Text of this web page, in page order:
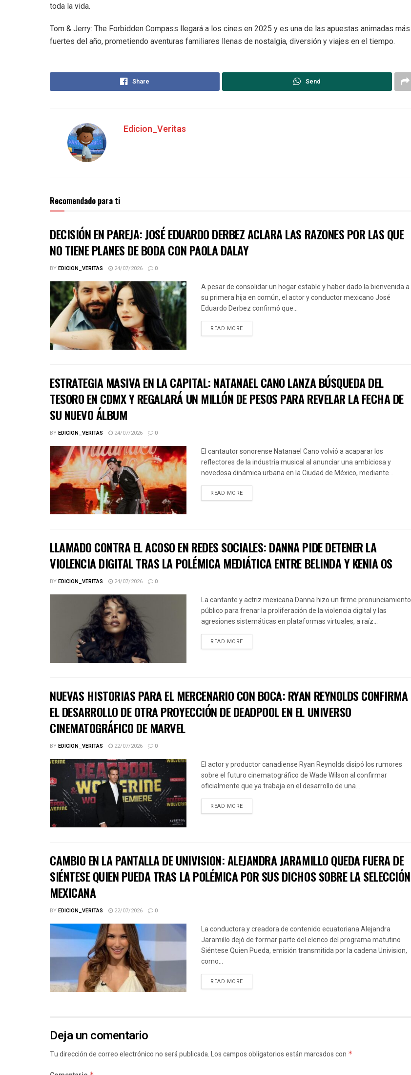
toda la vida.
Tom & Jerry: The Forbidden Compass llegará a los cines en 2025 y es una de las apuestas animadas más
fuertes del año, prometiendo aventuras familiares llenas de nostalgia, diversión y viajes en el tiempo.
Share Send
Edicion_Veritas
Recomendado para ti
DECISIÓN EN PAREJA: JOSÉ EDUARDO DERBEZ ACLARA LAS RAZONES POR LAS QUE
NO TIENE PLANES DE BODA CON PAOLA DALAY
BYEDICION_VERITAS 24/07/2026 0
A pesar de consolidar un hogar estable y haber dado la bienvenida a
su primera hija en común, el actor y conductor mexicano José
Eduardo Derbez confirmó que...
READ MORE
ESTRATEGIA MASIVA EN LA CAPITAL: NATANAEL CANO LANZA BÚSQUEDA DEL
TESORO EN CDMX Y REGALARÁ UN MILLÓN DE PESOS PARA REVELAR LA FECHA DE
SU NUEVO ÁLBUM
BYEDICION_VERITAS 24/07/2026 0
El cantautor sonorense Natanael Cano volvió a acaparar los
reflectores de la industria musical al anunciar una ambiciosa y
novedosa dinámica urbana en la Ciudad de México, mediante...
READ MORE
LLAMADO CONTRA EL ACOSO EN REDES SOCIALES: DANNA PIDE DETENER LA
VIOLENCIA DIGITAL TRAS LA POLÉMICA MEDIÁTICA ENTRE BELINDA Y KENIA OS
BYEDICION_VERITAS 24/07/2026 0
La cantante y actriz mexicana Danna hizo un firme pronunciamiento
público para frenar la proliferación de la violencia digital y las
agresiones sistemáticas en plataformas virtuales, a raíz...
READ MORE
NUEVAS HISTORIAS PARA EL MERCENARIO CON BOCA: RYAN REYNOLDS CONFIRMA
EL DESARROLLO DE OTRA PROYECCIÓN DE DEADPOOL EN EL UNIVERSO
CINEMATOGRÁFICO DE MARVEL
BYEDICION_VERITAS 22/07/2026 0
El actor y productor canadiense Ryan Reynolds disipó los rumores
sobre el futuro cinematográfico de Wade Wilson al confirmar
oficialmente que ya trabaja en el desarrollo de una...
READ MORE
CAMBIO EN LA PANTALLA DE UNIVISION: ALEJANDRA JARAMILLO QUEDA FUERA DE
SIÉNTESE QUIEN PUEDA TRAS LA POLÉMICA POR SUS DICHOS SOBRE LA SELECCIÓN
MEXICANA
BYEDICION_VERITAS 22/07/2026 0
La conductora y creadora de contenido ecuatoriana Alejandra
Jaramillo dejó de formar parte del elenco del programa matutino
Siéntese Quien Pueda, emisión transmitida por la cadena Univision,
como...
READ MORE
Deja un comentario
Tu dirección de correo electrónico no será publicada.Los campos obligatorios están marcados con *